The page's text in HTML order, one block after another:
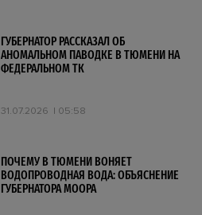
ГУБЕРНАТОР РАССКАЗАЛ ОБ
АНОМАЛЬНОМ ПАВОДКЕ В ТЮМЕНИ НА
ФЕДЕРАЛЬНОМ ТК
31.07.2026 05:58
ПОЧЕМУ В ТЮМЕНИ ВОНЯЕТ
ВОДОПРОВОДНАЯ ВОДА: ОБЪЯСНЕНИЕ
ГУБЕРНАТОРА МООРА